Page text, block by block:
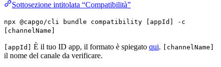
Sottosezione intitolata “Compatibilità”
npx @capgo/cli bundle compatibility [appId] -c
[channelName]
[appId] È il tuo ID app, il formato è spiegato qui. [channelName]
il nome del canale da verificare.